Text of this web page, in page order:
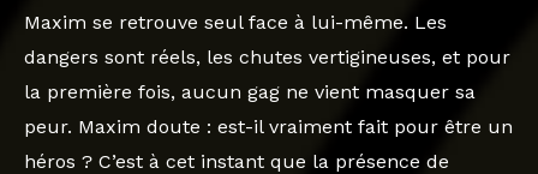
Maxim se retrouve seul face à lui-même. Les
dangers sont réels, les chutes vertigineuses, et pour
la première fois, aucun gag ne vient masquer sa
peur. Maxim doute : est-il vraiment fait pour être un
héros ? C’est à cet instant que la présence de